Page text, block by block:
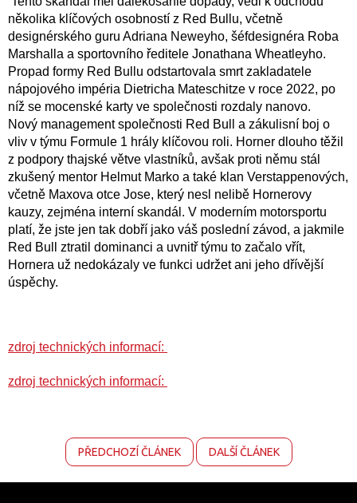
několika klíčových osobností z Red Bullu, včetně
designérského guru Adriana Neweyho, šéfdesignéra Roba
Marshalla a sportovního ředitele Jonathana Wheatleyho.
Propad formy Red Bullu odstartovala smrt zakladatele
nápojového impéria Dietricha Mateschitze v roce 2022, po
níž se mocenské karty ve společnosti rozdaly nanovo.
Nový management společnosti Red Bull a zákulisní boj o
vliv v týmu Formule 1 hrály klíčovou roli. Horner dlouho těžil
z podpory thajské větve vlastníků, avšak proti němu stál
zkušený mentor Helmut Marko a také klan Verstappenových,
včetně Maxova otce Jose, který nesl nelibě Hornerovy
kauzy, zejména interní skandál. V moderním motorsportu
platí, že jste jen tak dobří jako váš poslední závod, a jakmile
Red Bull ztratil dominanci a uvnitř týmu to začalo vřít,
Hornera už nedokázaly ve funkci udržet ani jeho dřívější
úspěchy.
zdroj technických informací:
zdroj technických informací:
PŘEDCHOZÍ ČLÁNEK DALŠÍ ČLÁNEK